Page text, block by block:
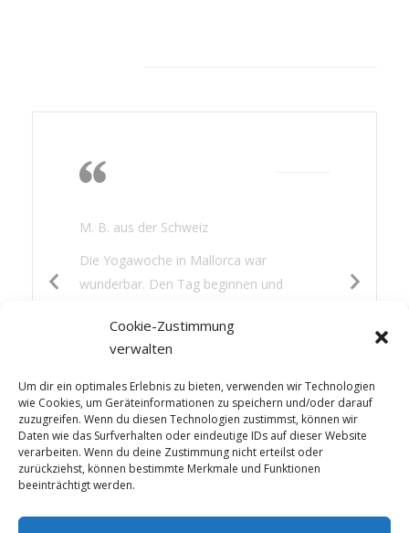
Cookie-Zustimmung
verwalten
Um dir ein optimales Erlebnis zu bieten, verwenden wir Technologien
wie Cookies, um Geräteinformationen zu speichern und/oder darauf
zuzugreifen. Wenn du diesen Technologien zustimmst, können wir
Daten wie das Surfverhalten oder eindeutige IDs auf dieser Website
verarbeiten. Wenn du deine Zustimmung nicht erteilst oder
zurückziehst, können bestimmte Merkmale und Funktionen
beeinträchtigt werden.
M. B. aus der Schweiz
Die Yogawoche in Mallorca war
wunderbar. Den Tag beginnen und
Erfahrung. Es hat mir gut getan: die
Wärme, das Nichtstun, lesen, gutes Essen
und etwas Sightseeing – die Mischung war
perfekt.